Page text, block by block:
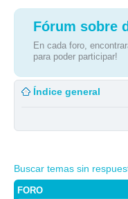
Fórum sobre
En cada foro,
para poder participar!
Índice general
Buscar temas sin
FORO